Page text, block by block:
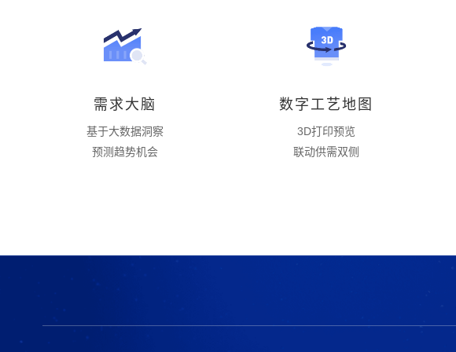
需求大脑
基于大数据洞察
预测趋势机会
数字工艺地图
3D打印预览
联动供需双侧